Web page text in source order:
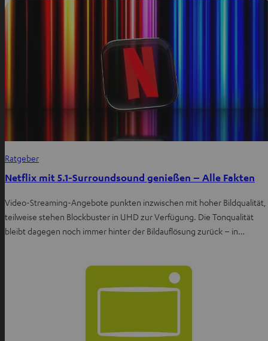
Ratgeber
Netflix mit 5.1-Surroundsound genießen – Alle Fakten
Video-Streaming-Angebote punkten inzwischen mit hoher Bildqualität,
teilweise stehen Blockbuster in UHD zur Verfügung. Die Tonqualität
bleibt dagegen noch immer hinter der Bildauflösung zurück – in…